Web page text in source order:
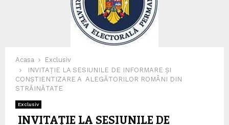
Acasa
Exclusiv
INVITAȚIE LA SESIUNILE DE INFORMARE ȘI
CONȘTIENTIZARE A ALEGĂTORILOR ROMÂNI DIN
STRĂINĂTATE
Exclusiv
INVITAȚIE LA SESIUNILE DE